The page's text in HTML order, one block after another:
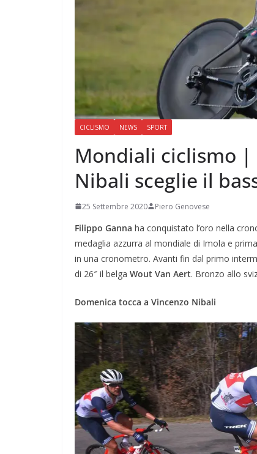
CICLISMO NEWS SPORT
Mondiali ciclismo |
Nibali sceglie il
25 Settembre 2020 Piero Genovese
Filippo Ganna ha conquistato l’oro nella
medaglia azzurra al mondiale di Imola e
in una cronometro. Avanti fin dal primo
di 26″ il belga Wout Van Aert. Bronzo allo
Domenica tocca a Vincenzo Nibali